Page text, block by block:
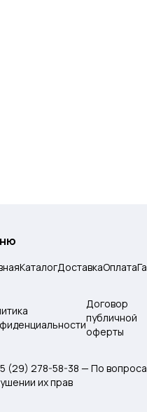
КаталогДоставкаОплата
Договор
публичной
оферты
(29) 278-58-38 — По
их прав